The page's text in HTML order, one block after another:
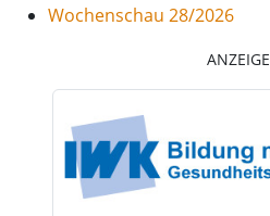
Wochenschau 28/2026